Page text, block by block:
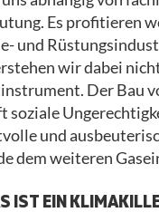
Es profitieren
und
wir dabei
Der Bau
soziale
und
dem weiteren
IST EIN